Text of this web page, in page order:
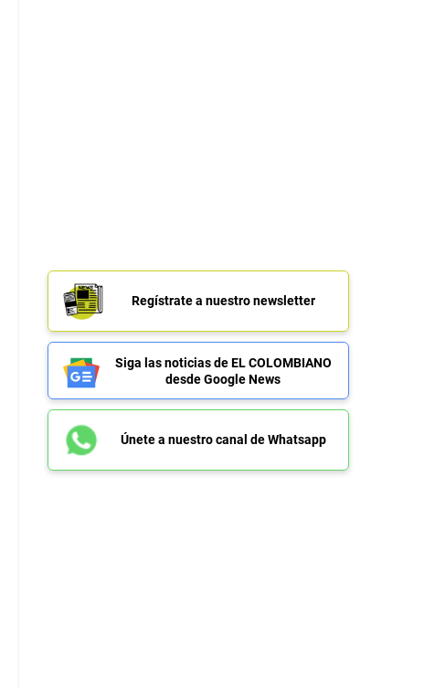
Regístrate a nuestro newsletter
Siga las noticias de EL COLOMBIANO
desde Google News
Únete a nuestro canal de Whatsapp